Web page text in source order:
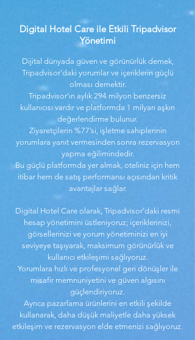
Digital Hotel Care ile Etkili Tripadvisor
Yönetimi
Dijital dünyada güven ve görünürlük demek,
Tripadvisor’daki yorumlar ve içeriklerin güçlü
olması demektir.
Tripadvisor’ın aylık 294 milyon benzersiz
kullanıcısı vardır ve platformda 1 milyarı aşkın
değerlendirme bulunur.
Ziyaretçilerin %77’si, işletme sahiplerinin
yorumlara yanıt vermesinden sonra rezervasyon
yapma eğilimindedir.
Bu güçlü platformda yer almak, oteliniz için hem
itibar hem de satış performansı açısından kritik
avantajlar sağlar.
Digital Hotel Care olarak, Tripadvisor’daki resmi
hesap yönetimini üstleniyoruz; içeriklerinizi,
görsellerinizi ve yorum yönetiminizi en iyi
seviyeye taşıyarak, maksimum görünürlük ve
kullanıcı etkileşimi sağlıyoruz.
Yorumlara hızlı ve profesyonel geri dönüşler ile
misafir memnuniyetini ve güven algısını
güçlendiriyoruz.
Ayrıca pazarlama ürünlerini en etkili şekilde
kullanarak, daha düşük maliyetle daha yüksek
etkileşim ve rezervasyon elde etmenizi sağlıyoruz.